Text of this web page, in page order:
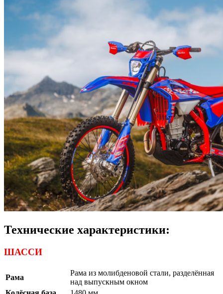
Технические характеристики:
ШАССИ
Рама
Рама из молибденовой стали, разделённая
над выпускным окном